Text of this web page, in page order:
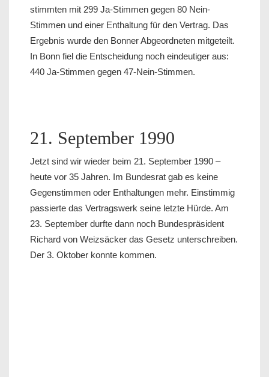
stimmten mit 299 Ja-Stimmen gegen 80 Nein-
Stimmen und einer Enthaltung für den Vertrag. Das
Ergebnis wurde den Bonner Abgeordneten mitgeteilt.
In Bonn fiel die Entscheidung noch eindeutiger aus:
440 Ja-Stimmen gegen 47-Nein-Stimmen.
21. September 1990
Jetzt sind wir wieder beim 21. September 1990 –
heute vor 35 Jahren. Im Bundesrat gab es keine
Gegenstimmen oder Enthaltungen mehr. Einstimmig
passierte das Vertragswerk seine letzte Hürde. Am
23. September durfte dann noch Bundespräsident
Richard von Weizsäcker das Gesetz unterschreiben.
Der 3. Oktober konnte kommen.